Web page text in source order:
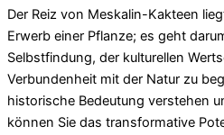
Der Reiz von Meskalin-Kakteen
Erwerb einer Pflanze; es geht
Selbstfindung, der kulturellen
Verbundenheit mit der Natur zu
historische Bedeutung verstehen
können Sie das transformative